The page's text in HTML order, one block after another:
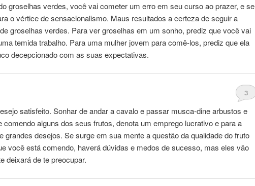
groselhas verdes, você vai cometer um erro em seu curso ao prazer, e se
o vértice de sensacionalismo. Maus resultados a certeza de seguir a
groselhas verdes. Para ver groselhas em um sonho, prediz que você vai
temida trabalho. Para uma mulher jovem para comê-los, prediz que ela
decepcionado com as suas expectativas.
3
satisfeito. Sonhar de andar a cavalo e passar musca-dine arbustos e
comendoalguns dos seus frutos, denota um emprego lucrativo e para a
grandes desejos. Se surge em sua mente a questão da qualidade do fruto
você estácomendo, haverá dúvidas e medos de sucesso, mas eles vão
deixará de te preocupar.